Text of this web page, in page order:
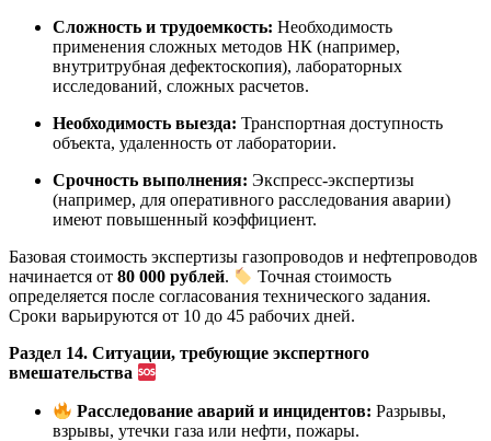
Сложность и трудоемкость: Необходимость
применения сложных методов НК (например,
внутритрубная дефектоскопия), лабораторных
исследований, сложных расчетов.
Необходимость выезда: Транспортная доступность
объекта, удаленность от лаборатории.
Срочность выполнения: Экспресс-экспертизы
(например, для оперативного расследования аварии)
имеют повышенный коэффициент.
Базовая стоимость экспертизы газопроводов и нефтепроводов
начинается от 80 000 рублей.
Точная стоимость
определяется после согласования технического задания.
Сроки варьируются от 10 до 45 рабочих дней.
Раздел 14. Ситуации, требующие экспертного
вмешательства
Расследование аварий и инцидентов: Разрывы,
взрывы, утечки газа или нефти, пожары.